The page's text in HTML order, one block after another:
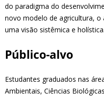
do paradigma do
novo modelo de agricultura,
uma visão sistêmica e holística.
Público-alvo
Estudantes graduados nas
Ambientais, Ciências